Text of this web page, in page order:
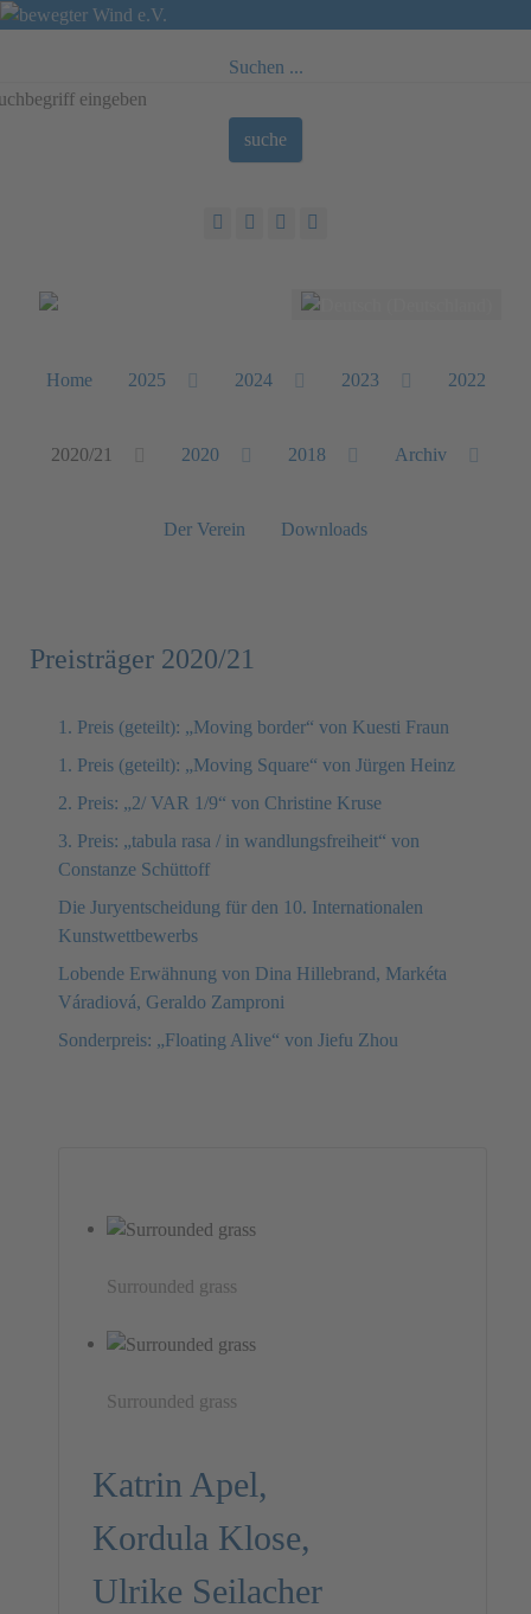
Suchen ...
suche
Sprache auswählen
Home 2025 2024 2023 2022
2020/21 2020 2018 Archiv
Der Verein Downloads
Preisträger 2020/21
1. Preis (geteilt): „Moving border“ von Kuesti Fraun
1. Preis (geteilt): „Moving Square“ von Jürgen Heinz
2. Preis: „2/ VAR 1/9“ von Christine Kruse
3. Preis: „tabula rasa / in wandlungsfreiheit“ von
Constanze Schüttoff
Die Juryentscheidung für den 10. Internationalen
Kunstwettbewerbs
Lobende Erwähnung von Dina Hillebrand, Markéta
Váradiová, Geraldo Zamproni
Sonderpreis: „Floating Alive“ von Jiefu Zhou
Surrounded grass
Surrounded grass
Katrin Apel,
Kordula Klose,
Ulrike Seilacher